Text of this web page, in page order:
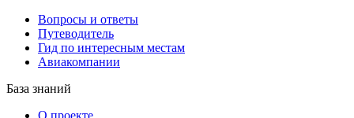
Вопросы и ответы
Путеводитель
Гид по интересным местам
Авиакомпании
База знаний
О проекте